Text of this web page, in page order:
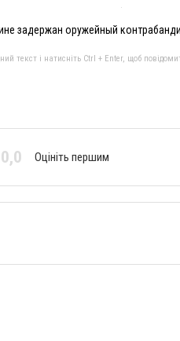
задержан оружейный
текст і натисніть Ctrl + Enter, щоб
0,0 Оцініть першим